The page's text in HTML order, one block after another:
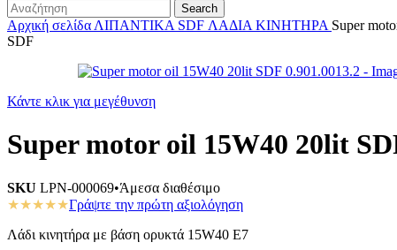
Search
Αρχική σελίδα ΛΙΠΑΝΤΙΚΑ SDF ΛΑΔΙΑ ΚΙΝΗΤΗΡΑ Super
SDF
Κάντε κλικ για μεγέθυνση
Super motor oil 15W40 20lit
SKU LPN-000069•Άμεσα διαθέσιμο
★★★★★Γράψτε την πρώτη αξιολόγηση
Λάδι κινητήρα με βάση ορυκτά 15W40 E7